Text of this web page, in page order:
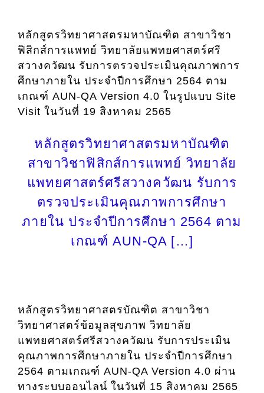
หลักสูตรวิทยาศาสตรมหาบัณฑิต สาขาวิชา
ฟิสิกส์การแพทย์ วิทยาลัยแพทยศาสตร์ศรี
สวางควัฒน รับการตรวจประเมินคุณภาพการ
ศึกษาภายใน ประจำปีการศึกษา 2564 ตาม
เกณฑ์ AUN-QA Version 4.0 ในรูปแบบ Site
Visit ในวันที่ 19 สิงหาคม 2565
หลักสูตรวิทยาศาสตรมหาบัณฑิต
สาขาวิชาฟิสิกส์การแพทย์ วิทยาลัย
แพทยศาสตร์ศรีสวางควัฒน รับการ
ตรวจประเมินคุณภาพการศึกษา
ภายใน ประจำปีการศึกษา 2564 ตาม
เกณฑ์ AUN-QA […]
หลักสูตรวิทยาศาสตรบัณฑิต สาขาวิชา
วิทยาศาสตร์ข้อมูลสุขภาพ วิทยาลัย
แพทยศาสตร์ศรีสวางควัฒน รับการประเมิน
คุณภาพการศึกษาภายใน ประจำปีการศึกษา
2564 ตามเกณฑ์ AUN-QA Version 4.0 ผ่าน
ทางระบบออนไลน์ ในวันที่ 15 สิงหาคม 2565